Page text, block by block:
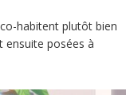
habitent plutôt bien
ensuite posées à